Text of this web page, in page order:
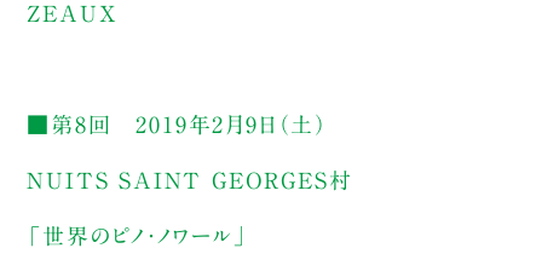
ZEAUX
■第8回 2019年2月9日（土）
NUITS SAINT GEORGES村
「世界のピノ・ノワール」